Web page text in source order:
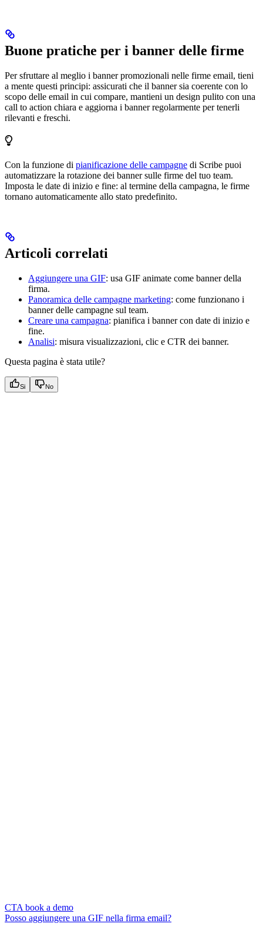
Buone pratiche per i banner delle firme
Per sfruttare al meglio i banner promozionali nelle firme email, tieni
a mente questi principi: assicurati che il banner sia coerente con lo
scopo delle email in cui compare, mantieni un design pulito con una
call to action chiara e aggiorna i banner regolarmente per tenerli
rilevanti e freschi.
Con la funzione di pianificazione delle campagne di Scribe puoi
automatizzare la rotazione dei banner sulle firme del tuo team.
Imposta le date di inizio e fine: al termine della campagna, le firme
tornano automaticamente allo stato predefinito.
Articoli correlati
Aggiungere una GIF: usa GIF animate come banner della
firma.
Panoramica delle campagne marketing: come funzionano i
banner delle campagne sul team.
Creare una campagna: pianifica i banner con date di inizio e
fine.
Analisi: misura visualizzazioni, clic e CTR dei banner.
Questa pagina è stata utile?
Si No
CTA book a demo
Posso aggiungere una GIF nella firma email?